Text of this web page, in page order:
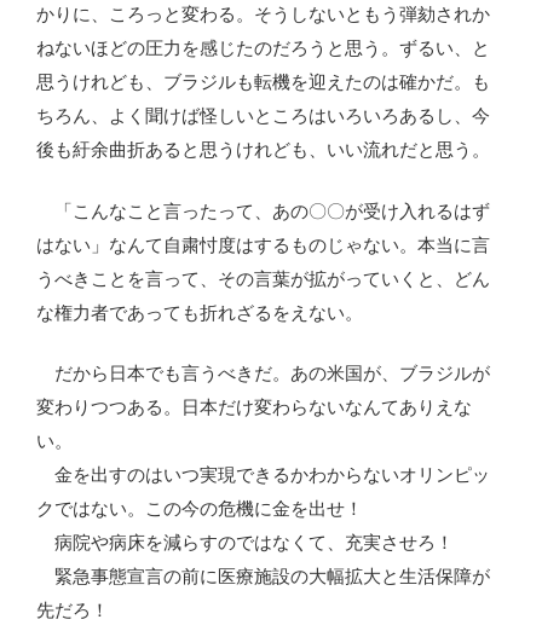
かりに、ころっと変わる。そうしないともう弾劾されか
ねないほどの圧力を感じたのだろうと思う。ずるい、と
思うけれども、ブラジルも転機を迎えたのは確かだ。も
ちろん、よく聞けば怪しいところはいろいろあるし、今
後も紆余曲折あると思うけれども、いい流れだと思う。
「こんなこと言ったって、あの〇〇が受け入れるはず
はない」なんて自粛忖度はするものじゃない。本当に言
うべきことを言って、その言葉が拡がっていくと、どん
な権力者であっても折れざるをえない。
だから日本でも言うべきだ。あの米国が、ブラジルが
変わりつつある。日本だけ変わらないなんてありえな
い。
金を出すのはいつ実現できるかわからないオリンピッ
クではない。この今の危機に金を出せ！
病院や病床を減らすのではなくて、充実させろ！
緊急事態宣言の前に医療施設の大幅拡大と生活保障が
先だろ！